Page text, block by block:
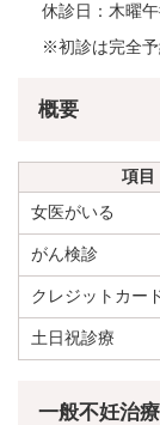
休診日：木曜
※初診は完全予
概要
項目
女医がいる
がん検診
クレジットカー
土日祝診療
一般不妊治療